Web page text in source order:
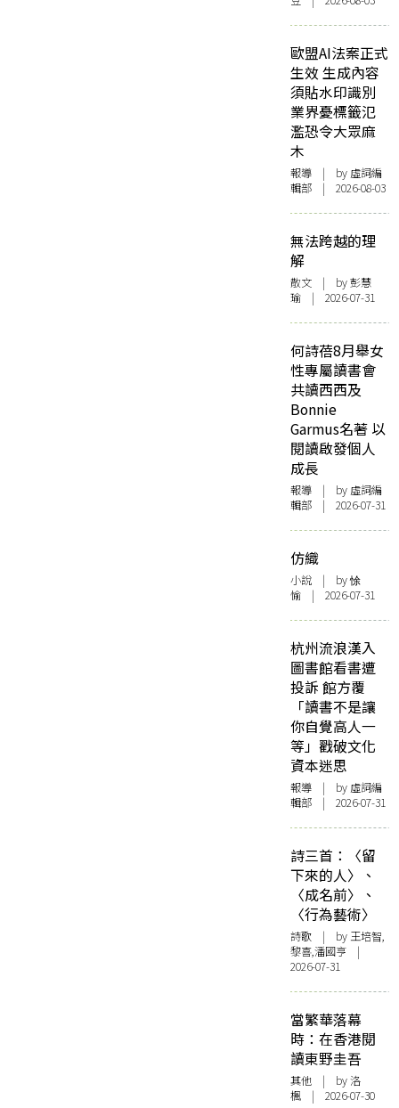
歐盟AI法案正式
生效 生成內容
須貼水印識別
業界憂標籤氾
濫恐令大眾麻
木
報導 | by 虛詞編
輯部 | 2026-08-03
無法跨越的理
解
散文 | by 彭慧
瑜 | 2026-07-31
何詩蓓8月舉女
性專屬讀書會
共讀西西及
Bonnie
Garmus名著 以
閱讀啟發個人
成長
報導 | by 虛詞編
輯部 | 2026-07-31
仿織
小說 | by 悇
愉 | 2026-07-31
杭州流浪漢入
圖書館看書遭
投訴 館方覆
「讀書不是讓
你自覺高人一
等」戳破文化
資本迷思
報導 | by 虛詞編
輯部 | 2026-07-31
詩三首：〈留
下來的人〉、
〈成名前〉、
〈行為藝術〉
詩歌 | by 王培智,
黎喜,潘國亨 |
2026-07-31
當繁華落幕
時：在香港閱
讀東野圭吾
其他 | by洛
楓 | 2026-07-30